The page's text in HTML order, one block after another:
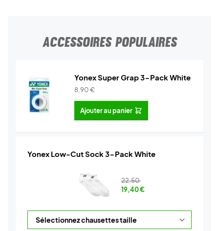
ACCESSOIRES POPULAIRES
Yonex Super Grap 3-Pack White
8,90€
Ajouter au panier
Yonex Low-Cut Sock 3-Pack White
22,50
19,40€